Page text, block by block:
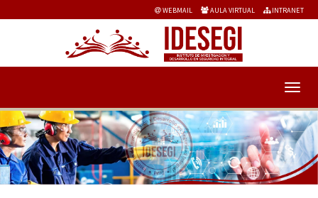
WEBMAIL AULA VIRTUAL INTRANET